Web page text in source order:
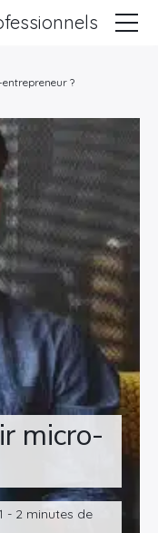
micro-
- 2 minutes de
?